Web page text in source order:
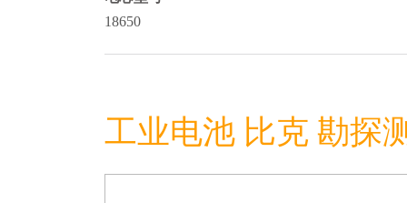
18650
工业电池 比克 勘探